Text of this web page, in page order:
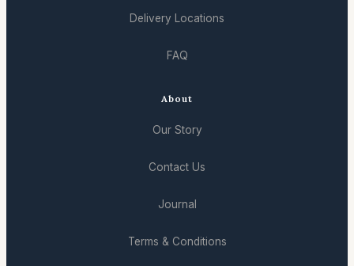
Delivery Locations
FAQ
About
Our Story
Contact Us
Journal
Terms & Conditions